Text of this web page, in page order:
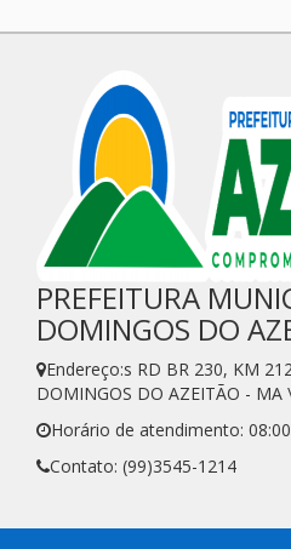
PREFEITURA
DOMINGOS DO
Endereço:s RD BR 230, KM
DOMINGOS DO AZEITÃO - MA
Horário de atendimento:
Contato: (99)3545-1214